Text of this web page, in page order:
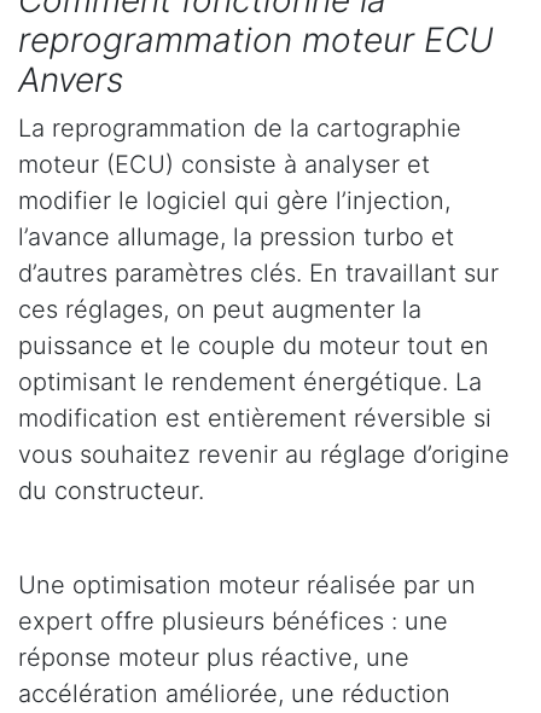
reprogrammation moteur ECU
Anvers
La reprogrammation de la cartographie
moteur (ECU) consiste à analyser et
modifier le logiciel qui gère l’injection,
l’avance allumage, la pression turbo et
d’autres paramètres clés. En travaillant sur
ces réglages, on peut augmenter la
puissance et le couple du moteur tout en
optimisant le rendement énergétique. La
modification est entièrement réversible si
vous souhaitez revenir au réglage d’origine
du constructeur.
Une optimisation moteur réalisée par un
expert offre plusieurs bénéfices : une
réponse moteur plus réactive, une
accélération améliorée, une réduction